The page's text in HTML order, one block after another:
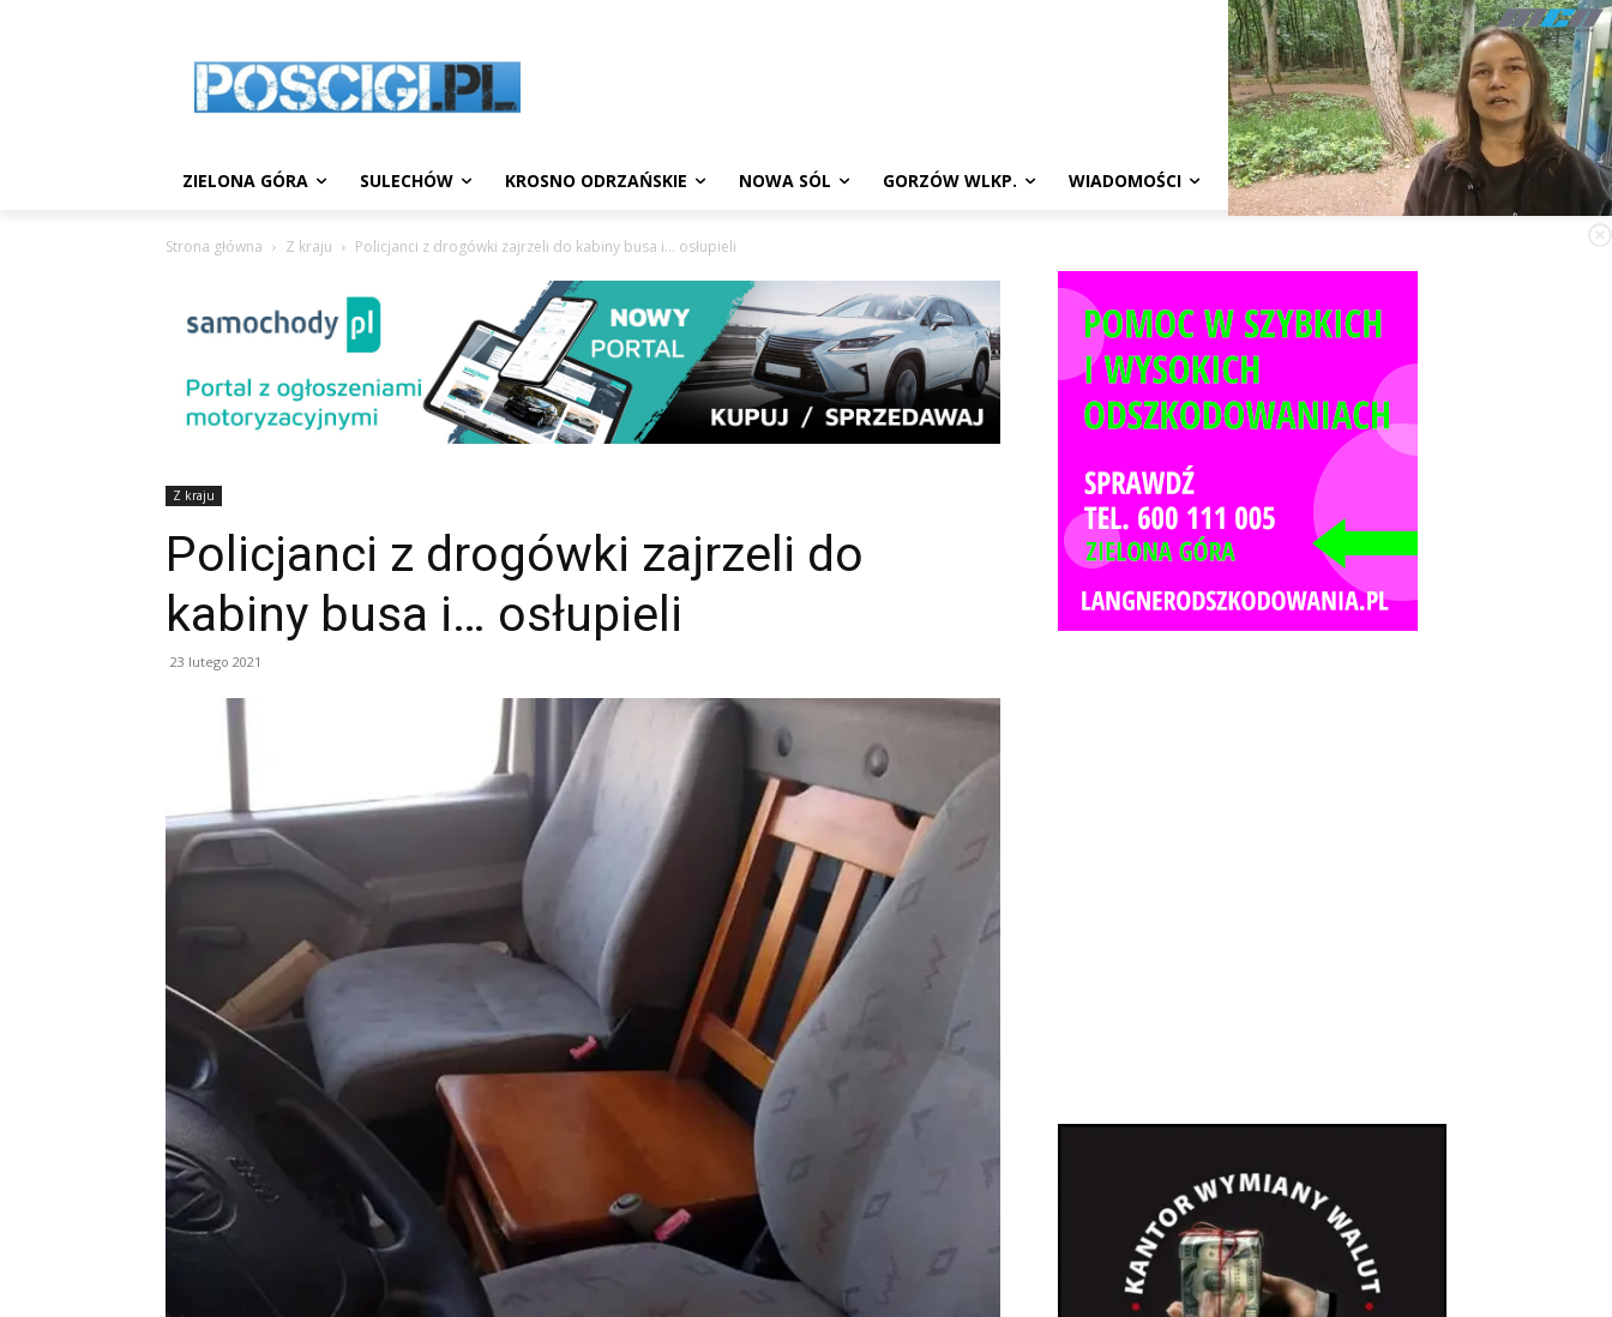
ZIELONA GÓRA SULECHÓW KROSNO ODRZAŃSKIE NOWA SÓL GORZÓW WLKP. WIADOMOŚCI
Strona główna Z kraju Policjanci z drogówki zajrzeli do kabiny busa i… osłupieli
Z kraju
Policjanci z drogówki zajrzeli do
kabiny busa i… osłupieli
23 lutego 2021